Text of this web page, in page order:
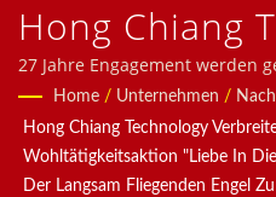
Hong Chiang
Verbreitet
27 Jahre Engagement werden
Technology setzt seine
Wohltätigkeitsinitiative "Liebe
konzentrieren uns auf
einschließlich Lebensmittel-
Home / Unternehmen /
Hong Chiang Technology
Wohltätigkeitsaktion "Liebe In
Der Langsam Fliegenden Engel